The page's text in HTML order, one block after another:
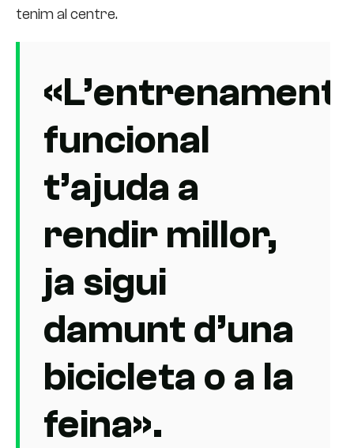
tenim al centre.
«L’entrenament
funcional
t’ajuda a
rendir millor,
ja sigui
damunt d’una
bicicleta o a la
feina».